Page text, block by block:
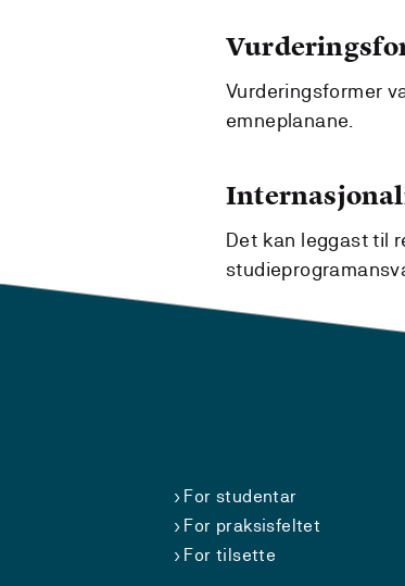
Vurderingsformer
emneplanane.
Det kan leggast til
For studentar
For praksisfeltet
For tilsette